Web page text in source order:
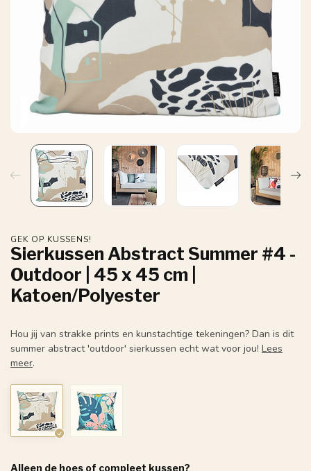
GEK OP KUSSENS!
Sierkussen Abstract Summer #4 -
Outdoor | 45 x 45 cm |
Katoen/Polyester
Hou jij van strakke prints en kunstachtige tekeningen? Dan is dit
summer abstract 'outdoor' sierkussen echt wat voor jou! Lees
meer.
Alleen de hoes of compleet kussen?